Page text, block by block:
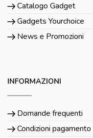
Catalogo Gadget
Gadgets Yourchoice
News e Promozioni
INFORMAZIONI
Domande frequenti
Condizioni pagamento